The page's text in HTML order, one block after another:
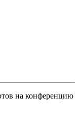
на конференцию